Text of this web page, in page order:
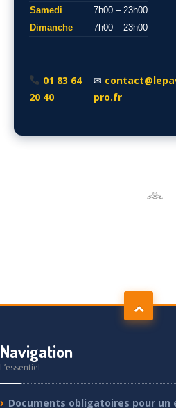
Samedi
7h00 – 23h00
Dimanche
7h00 – 23h00
01 83 64
20 40
✉
pro.fr
Navigation
L’essentiel
Documents obligatoires pour un